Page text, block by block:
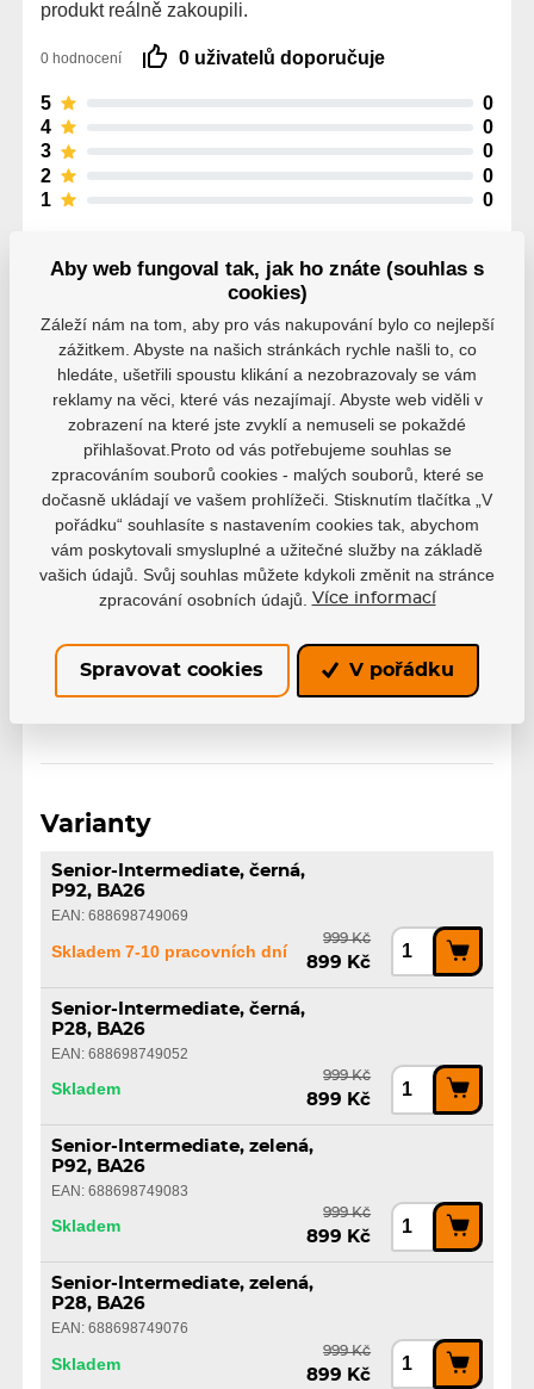
produkt reálně zakoupili.
0 hodnocení 0 uživatelů doporučuje
5
0
4
0
3
0
2
0
1
0
Parametry
Výrobce Bauer
Barva Černá Zelená
Varianta
Senior-Intermediate
Junior-Dětská
Zahnutí P92
Varianty
Senior-Intermediate, černá,
P92, BA26
EAN: 688698749069
Skladem 7-10 pracovních dní
999 Kč
899 Kč
Senior-Intermediate, černá,
P28, BA26
EAN: 688698749052
Skladem
999 Kč
899 Kč
Senior-Intermediate, zelená,
P92, BA26
EAN: 688698749083
Skladem
999 Kč
899 Kč
Senior-Intermediate, zelená,
P28, BA26
EAN: 688698749076
Skladem
999 Kč
899 Kč
Aby web fungoval tak, jak ho znáte (souhlas s
cookies)
Záleží nám na tom, aby pro vás nakupování bylo co nejlepší
zážitkem. Abyste na našich stránkách rychle našli to, co
hledáte, ušetřili spoustu klikání a nezobrazovaly se vám
reklamy na věci, které vás nezajímají. Abyste web viděli v
zobrazení na které jste zvyklí a nemuseli se pokaždé
přihlašovat.Proto od vás potřebujeme souhlas se
zpracováním souborů cookies - malých souborů, které se
dočasně ukládají ve vašem prohlížeči. Stisknutím tlačítka „V
pořádku“ souhlasíte s nastavením cookies tak, abychom
vám poskytovali smysluplné a užitečné služby na základě
vašich údajů. Svůj souhlas můžete kdykoli změnit na stránce
zpracování osobních údajů.
Více informací
Spravovat cookies V pořádku